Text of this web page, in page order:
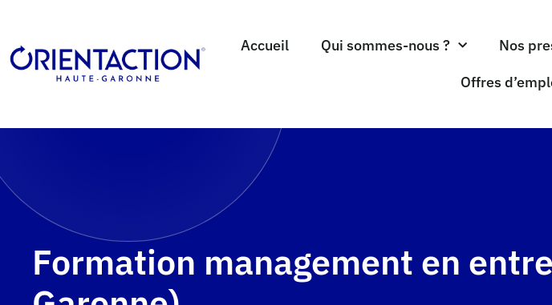
Accueil Qui sommes-nous ? Nos
Offres
Formation management en